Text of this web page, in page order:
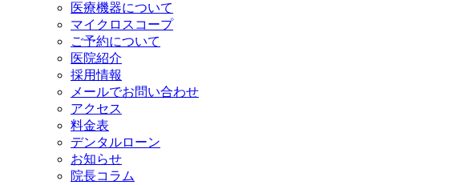
医療機器について
マイクロスコープ
ご予約について
医院紹介
採用情報
メールでお問い合わせ
アクセス
料金表
デンタルローン
お知らせ
院長コラム